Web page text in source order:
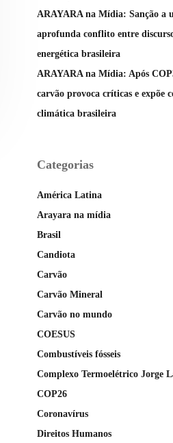
ARAYARA na Mídia: Sanção a
aprofunda conflito entre
energética brasileira
ARAYARA na Mídia: Após
carvão provoca críticas e expõe
climática brasileira
Categorias
América Latina
Arayara na mídia
Brasil
Candiota
Carvão
Carvão Mineral
Carvão no mundo
COESUS
Combustíveis fósseis
Complexo Termoelétrico Jorge
COP26
Coronavírus
Direitos Humanos